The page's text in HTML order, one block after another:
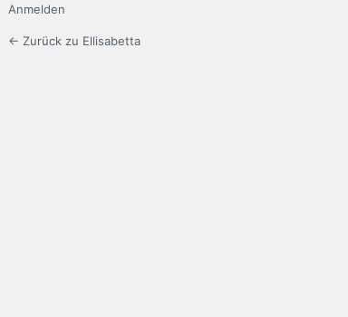
Anmelden
← Zurück zu Ellisabetta